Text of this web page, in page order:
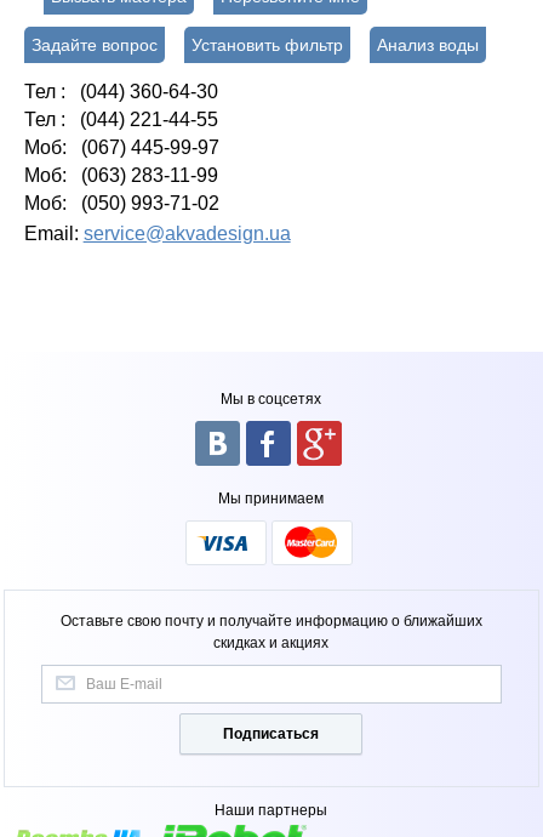
Задайте вопрос Установить фильтр Анализ воды
Тел : (044) 360-64-30
Тел : (044) 221-44-55
Моб: (067) 445-99-97
Моб: (063) 283-11-99
Моб: (050) 993-71-02
Email: service@akvadesign.ua
Мы в соцсетях
Мы принимаем
Оставьте свою почту и получайте информацию о ближайших
скидках и акциях
Подписаться
Наши партнеры